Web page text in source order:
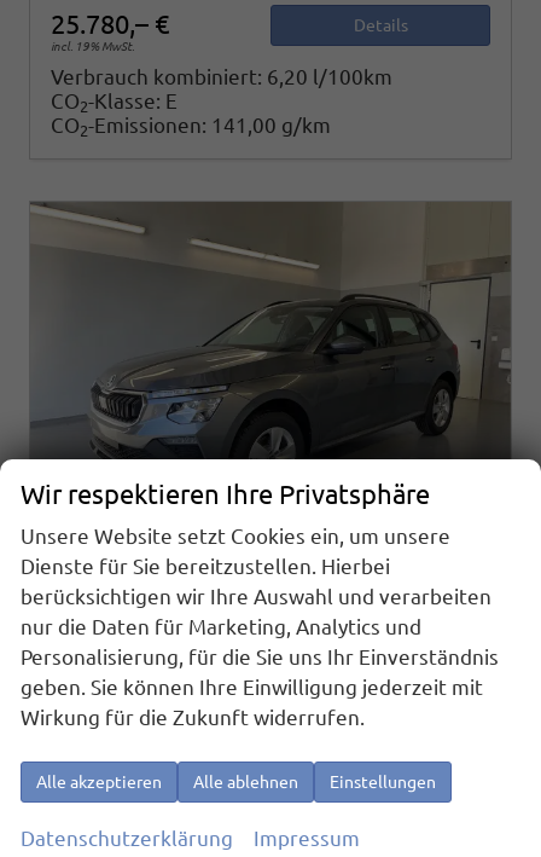
25.780,– €
incl. 19% MwSt.
Details
Verbrauch kombiniert: 6,20 l/100km
CO2-Klasse: E
CO2-Emissionen: 141,00 g/km
Skoda Kamiq
sofort lieferbar Neuwagen
25919
85 kW (116 PS) 20 km
25.780,– € Details
Wir respektieren Ihre Privatsphäre
Unsere Website setzt Cookies ein, um unsere
Dienste für Sie bereitzustellen. Hierbei
berücksichtigen wir Ihre Auswahl und verarbeiten
nur die Daten für Marketing, Analytics und
Personalisierung, für die Sie uns Ihr Einverständnis
geben. Sie können Ihre Einwilligung jederzeit mit
Wirkung für die Zukunft widerrufen.
Alle akzeptieren Alle ablehnen Einstellungen
Datenschutzerklärung Impressum